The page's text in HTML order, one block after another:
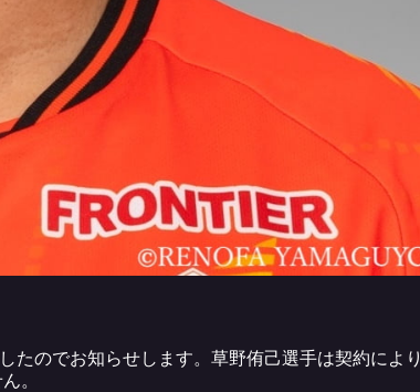
たのでお知らせします。草野侑己選手は契約により
。